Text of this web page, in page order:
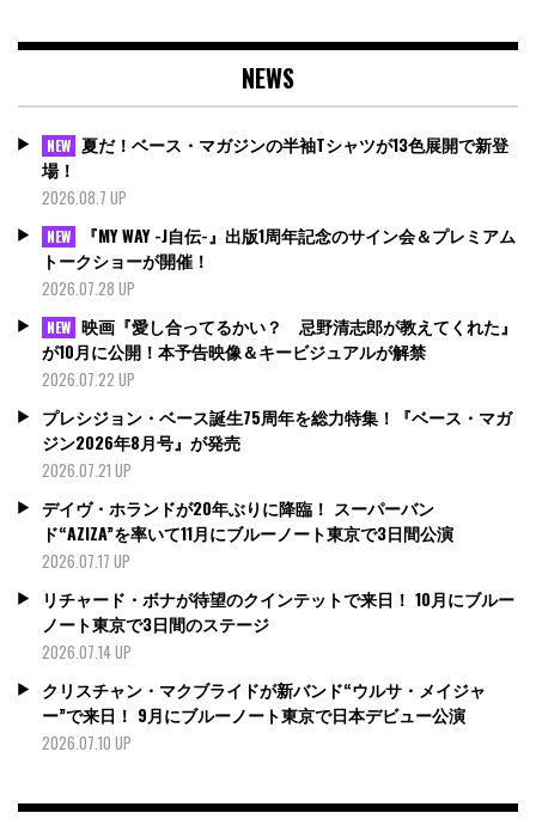
NEWS
NEW 夏だ！ベース・マガジンの半袖Tシャツが13色展開で新登
場！
2026.08.7 UP
NEW
『MY WAY -J自伝-』出版1周年記念のサイン会＆プレミアム
トークショーが開催！
2026.07.28 UP
NEW 映画『愛し合ってるかい？ 忌野清志郎が教えてくれた』
が10月に公開！本予告映像＆キービジュアルが解禁
2026.07.22 UP
プレシジョン・ベース誕生75周年を総力特集！『ベース・マガ
ジン2026年8月号』が発売
2026.07.21 UP
デイヴ・ホランドが20年ぶりに降臨！ スーパーバン
ド“AZIZA”を率いて11月にブルーノート東京で3日間公演
2026.07.17 UP
リチャード・ボナが待望のクインテットで来日！ 10月にブルー
ノート東京で3日間のステージ
2026.07.14 UP
クリスチャン・マクブライドが新バンド“ウルサ・メイジャ
ー”で来日！ 9月にブルーノート東京で日本デビュー公演
2026.07.10 UP